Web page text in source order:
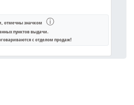
, отмечны значком ⓘ
пунктов выдачи.
с отделом продаж!